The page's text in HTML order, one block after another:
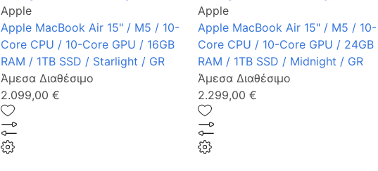
Apple
Apple MacBook Air 15" / M5 / 10-
Core CPU / 10-Core GPU / 16GB
RAM / 1TB SSD / Starlight / GR
Άμεσα Διαθέσιμο
2.099,00 €
Apple
Apple MacBook Air 15" / M5 / 10-
Core CPU / 10-Core GPU / 24GB
RAM / 1TB SSD / Midnight / GR
Άμεσα Διαθέσιμο
2.299,00 €